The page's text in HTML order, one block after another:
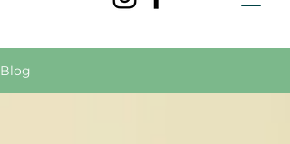
Blog